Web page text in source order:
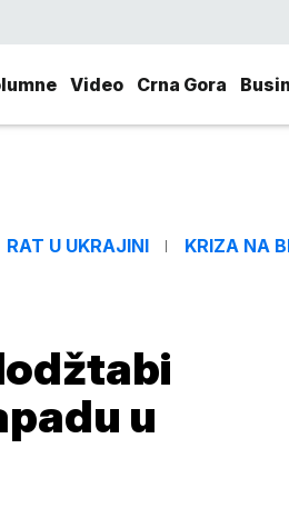
Video Crna Gora
RAT U UKRAJINI KRIZA NA
u